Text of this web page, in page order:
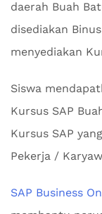
daerah Buah
disediakan
menyediakan
Siswa
Kursus SAP
Kursus SAP
Pekerja /
SAP Business